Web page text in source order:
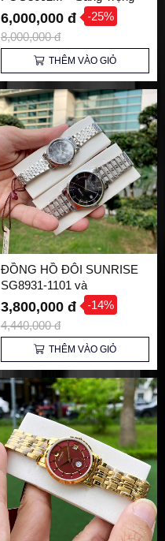
và Đẳng Cấp Cho Các Cặp
Đôi
6,000,000 đ -25%
8,000,000 đ
THÊM VÀO GIỎ
ĐỒNG HỒ ĐÔI SUNRISE
SG8931-1101 và
SL8931.1101 – Biểu Tượng
Tình Yêu Hoàn Hảo
3,800,000 đ -14%
4,440,000 đ
THÊM VÀO GIỎ